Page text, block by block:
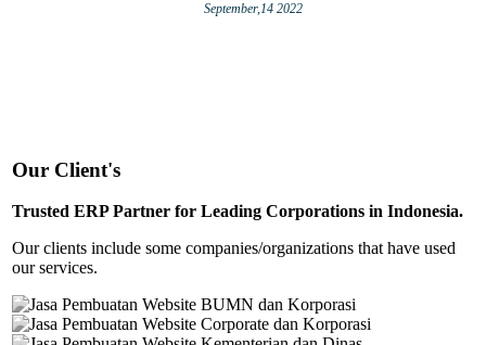
September,14 2022
Our Client's
Trusted ERP Partner for Leading Corporations in Indonesia.
Our clients include some companies/organizations that have used
our services.